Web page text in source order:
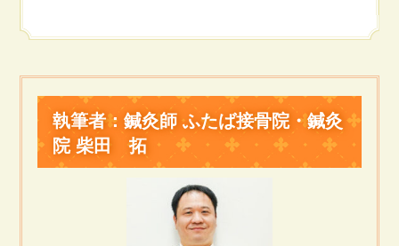
執筆者：鍼灸師 ふたば接骨院・鍼灸
院 柴田 拓